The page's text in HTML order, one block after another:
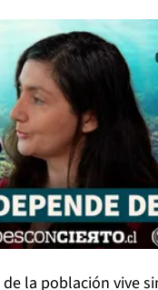
de la población vive